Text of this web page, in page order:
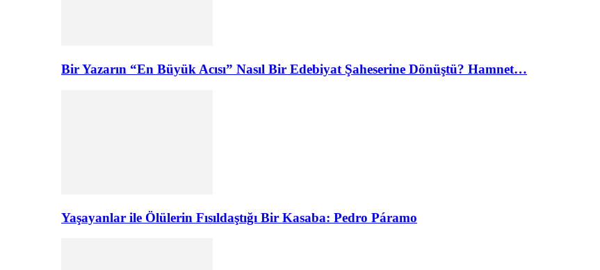
Bir Yazarın “En Büyük Acısı” Nasıl Bir Edebiyat Şaheserine Dönüştü? Hamnet…
Yaşayanlar ile Ölülerin Fısıldaştığı Bir Kasaba: Pedro Páramo